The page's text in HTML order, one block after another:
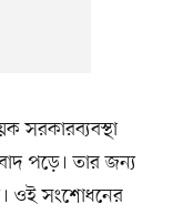
সরকারব্যবস্থা
পড়ে। তার জন্য
ওই সংশোধনের